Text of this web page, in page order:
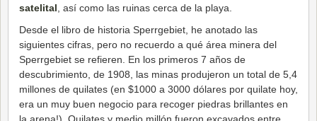
satelital , así como las ruinas cerca de la playa.
Desde el libro de historia Sperrgebiet, he anotado las
siguientes cifras, pero no recuerdo a qué área minera del
Sperrgebiet se refieren. En los primeros 7 años de
descubrimiento, de 1908, las minas produjeron un total de 5,4
millones de quilates (en $1000 a 3000 dólares por quilate hoy,
era un muy buen negocio para recoger piedras brillantes en